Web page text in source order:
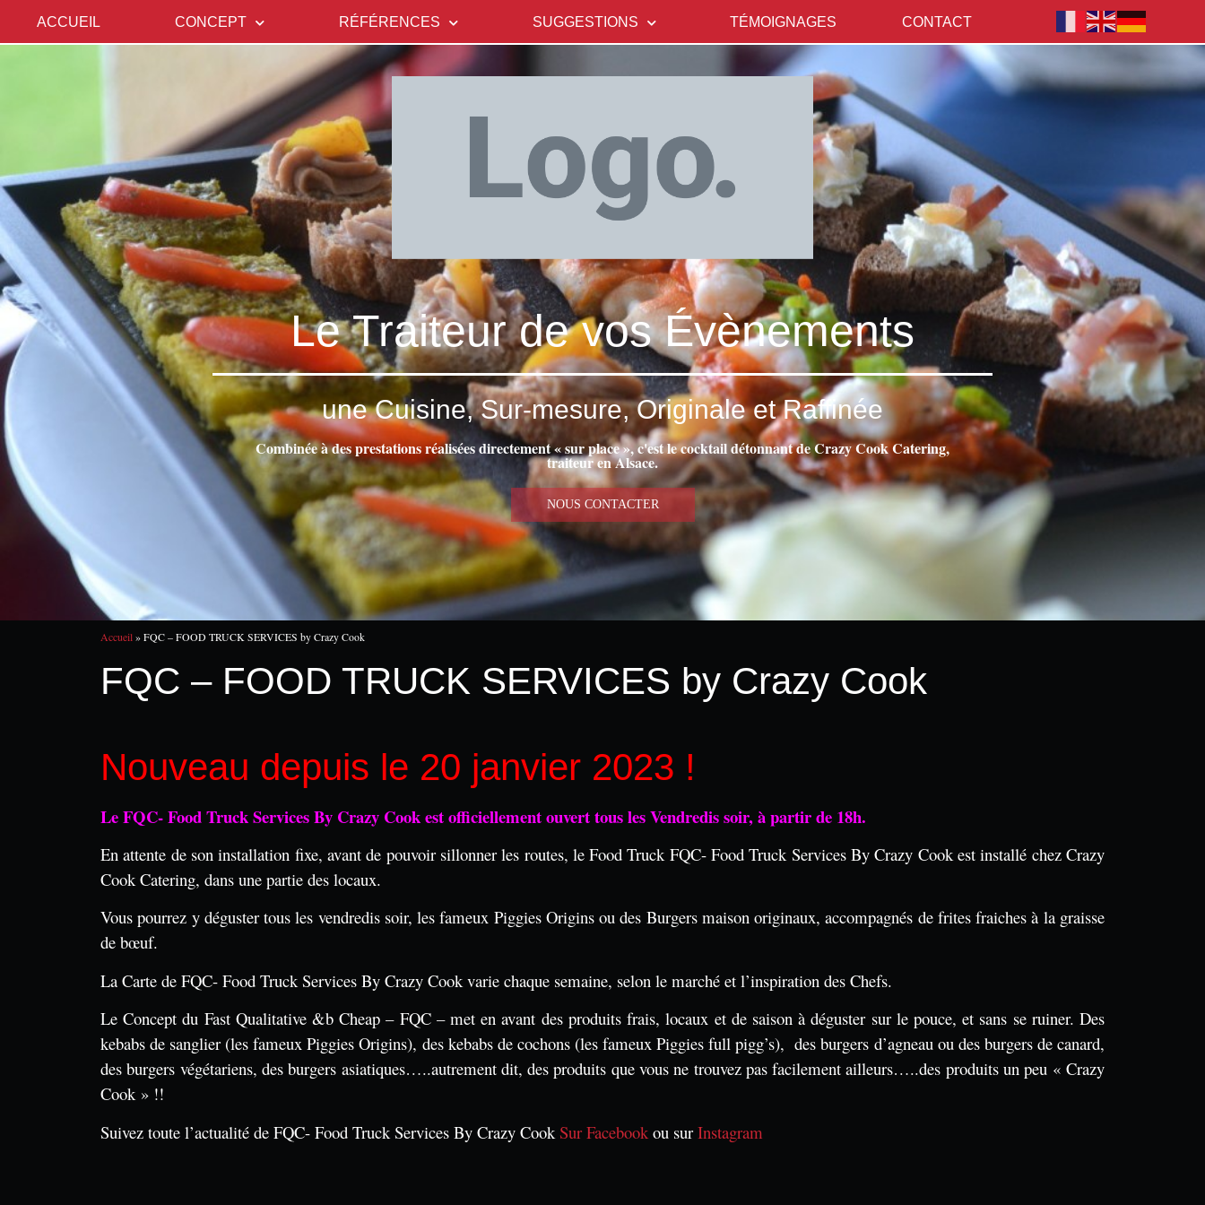
ACCUEIL CONCEPT RÉFÉRENCES SUGGESTIONS TÉMOIGNAGES CONTACT
Le Traiteur de vos Évènements
une Cuisine, Sur-mesure, Originale et Raffinée
Combinée à des prestations réalisées directement « sur place », c'est le cocktail détonnant de Crazy Cook Catering,
traiteur en Alsace.
NOUS CONTACTER
Accueil»FQC – FOOD TRUCK SERVICES by Crazy Cook
FQC – FOOD TRUCK SERVICES by Crazy Cook
Nouveau depuis le 20 janvier 2023 !
Le FQC- Food Truck Services By Crazy Cook est officiellement ouvert tous les Vendredis soir, à partir de 18h.
En attente de son installation fixe, avant de pouvoir sillonner les routes, le Food Truck FQC- Food Truck Services By Crazy Cook est installé chez Crazy
Cook Catering, dans une partie des locaux.
Vous pourrez y déguster tous les vendredis soir, les fameux Piggies Origins ou des Burgers maison originaux, accompagnés de frites fraiches à la graisse
de bœuf.
La Carte de FQC- Food Truck Services By Crazy Cook varie chaque semaine, selon le marché et l’inspiration des Chefs.
Le Concept du Fast Qualitative &b Cheap – FQC – met en avant des produits frais, locaux et de saison à déguster sur le pouce, et sans se ruiner. Des
kebabs de sanglier (les fameux Piggies Origins), des kebabs de cochons (les fameux Piggies full pigg’s), des burgers d’agneau ou des burgers de canard,
des burgers végétariens, des burgers asiatiques…..autrement dit, des produits que vous ne trouvez pas facilement ailleurs…..des produits un peu « Crazy
Cook » !!
Suivez toute l’actualité de FQC- Food Truck Services By Crazy Cook Sur Facebook ou sur Instagram